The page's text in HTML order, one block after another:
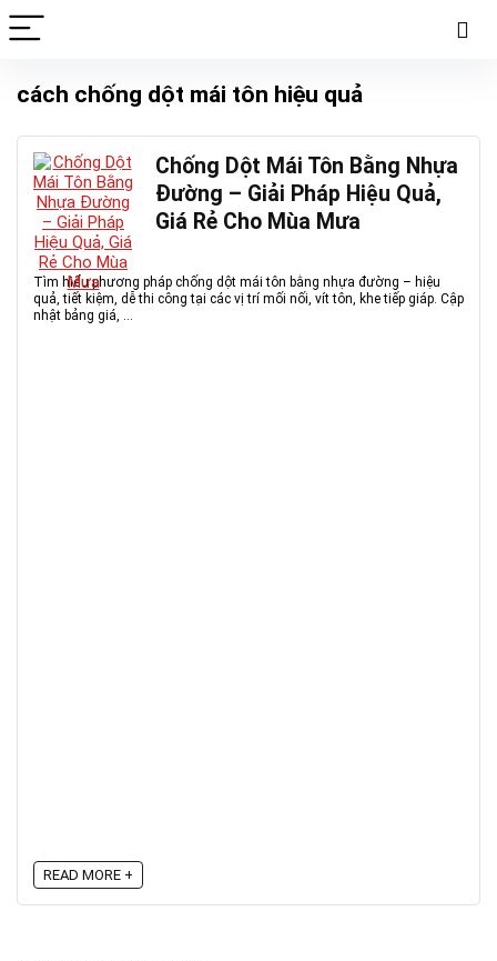
cách chống dột mái tôn hiệu quả
Chống Dột Mái Tôn Bằng Nhựa
Đường – Giải Pháp Hiệu Quả,
Giá Rẻ Cho Mùa Mưa
Tìm hiểu phương pháp chống dột mái tôn bằng nhựa đường – hiệu
quả, tiết kiệm, dễ thi công tại các vị trí mối nối, vít tôn, khe tiếp giáp. Cập
nhật bảng giá, ...
READ MORE +